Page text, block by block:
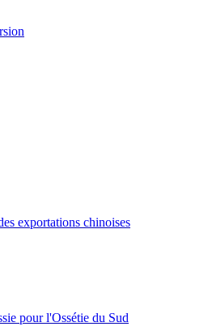
exportations chinoises
pour l'Ossétie du Sud